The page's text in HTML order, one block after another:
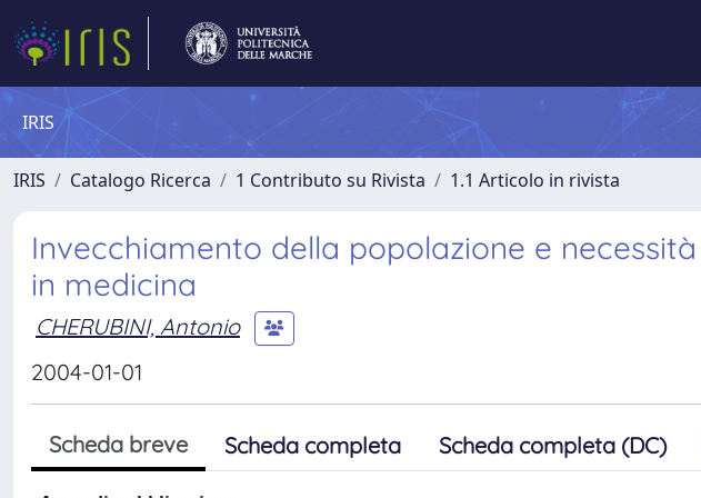
IRIS
IRIS Catalogo Ricerca 1 Contributo su Rivista 1.1 Articolo in rivista
Invecchiamento della popolazione e
in medicina
CHERUBINI, Antonio
2004-01-01
Scheda breve Scheda completa Scheda completa (DC)